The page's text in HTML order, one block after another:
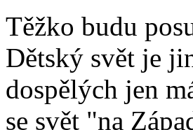
Těžko budu
Dětský svět je
dospělých jen
se svět "na